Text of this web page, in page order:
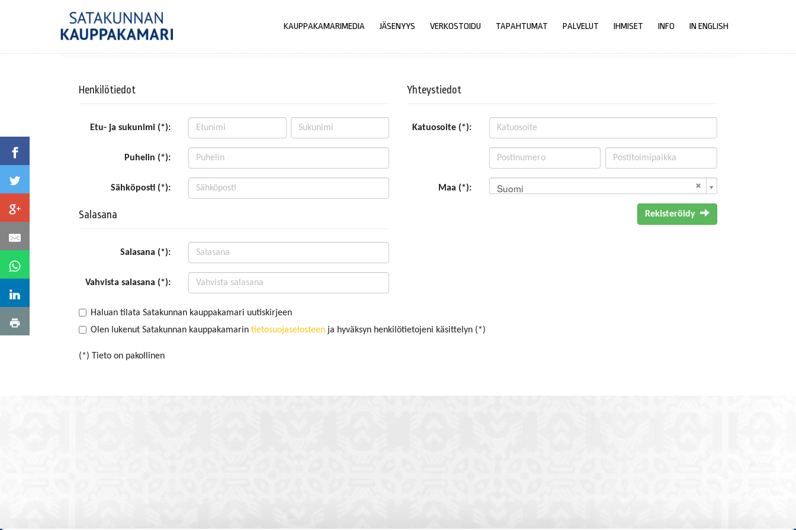
KAUPPAKAMARIMEDIA JÄSENYYS VERKOSTOIDU TAPAHTUMAT PALVELUT IHMISET INFO IN ENGLISH
Henkilötiedot
Etu- ja sukunimi (*):
Puhelin (*):
Sähköposti (*):
Salasana
Salasana (*):
Vahvista salasana (*):
Yhteystiedot
Katuosoite (*):
Maa (*): Suomi
Rekisteröidy
Haluan tilata Satakunnan kauppakamari uutiskirjeen
Olen lukenut Satakunnan kauppakamarin tietosuojaselosteen ja hyväksyn henkilötietojeni käsittelyn (*)
(*) Tieto on pakollinen